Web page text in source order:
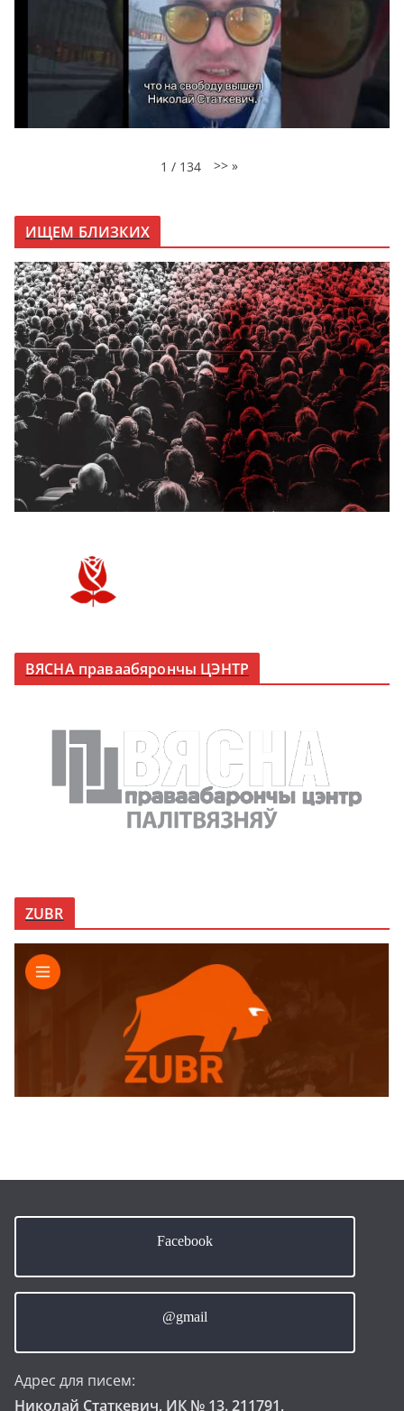
1 / 134 >> »
ИЩЕМ БЛИЗКИХ
ВЯСНА праваабярончы ЦЭНТР
ZUBR
Facebook
@gmail
Адрес для писем:
Николай Статкевич, ИК № 13. 211791,